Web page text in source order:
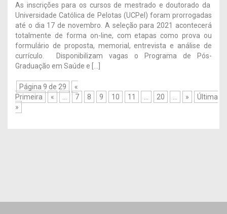
As inscrições para os cursos de mestrado e doutorado da
Universidade Católica de Pelotas (UCPel) foram prorrogadas
até o dia 17 de novembro. A seleção para 2021 acontecerá
totalmente de forma on-line, com etapas como prova ou
formulário de proposta, memorial, entrevista e análise de
currículo. Disponibilizam vagas o Programa de Pós-
Graduação em Saúde e […]
Página 9 de 29
«
Primeira
« 7 8 9 10 11 20 »
Última
»